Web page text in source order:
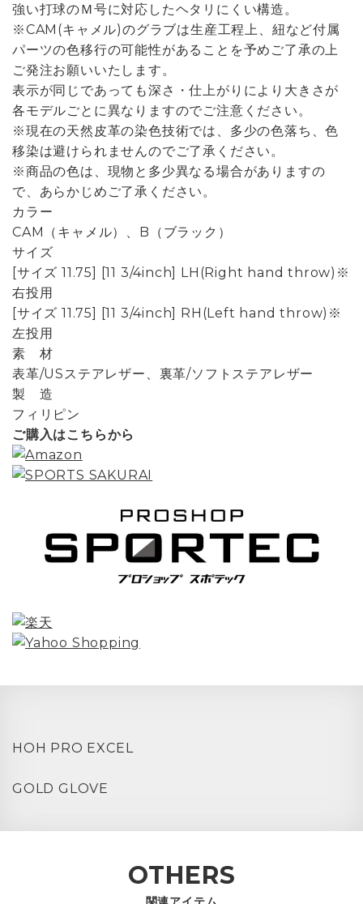
強い打球のＭ号に対応したヘタリにくい構造。
※CAM(キャメル)のグラブは生産工程上、紐など付属
パーツの色移行の可能性があることを予めご了承の上
ご発注お願いいたします。
表示が同じであっても深さ・仕上がりにより大きさが
各モデルごとに異なりますのでご注意ください。
※現在の天然皮革の染色技術では、多少の色落ち、色
移染は避けられませんのでご了承ください。
※商品の色は、現物と多少異なる場合がありますの
で、あらかじめご了承ください。
カラー
CAM（キャメル）、B（ブラック）
サイズ
[サイズ 11.75] [11 3/4inch] LH(Right hand throw)※
右投用
[サイズ 11.75] [11 3/4inch] RH(Left hand throw)※
左投用
素 材
表革/USステアレザー、裏革/ソフトステアレザー
製 造
フィリピン
ご購入はこちらから
HOH PRO EXCEL
GOLD GLOVE
OTHERS